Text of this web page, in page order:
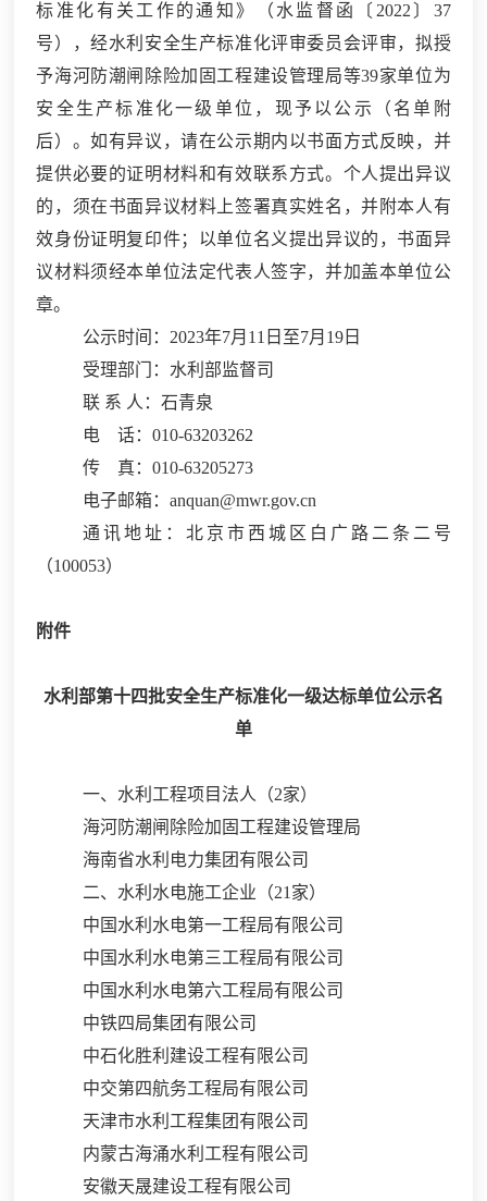
标准化有关工作的通知》（水监督函〔2022〕37
号），经水利安全生产标准化评审委员会评审，拟授
予海河防潮闸除险加固工程建设管理局等39家单位为
安全生产标准化一级单位，现予以公示（名单附
后）。如有异议，请在公示期内以书面方式反映，并
提供必要的证明材料和有效联系方式。个人提出异议
的，须在书面异议材料上签署真实姓名，并附本人有
效身份证明复印件；以单位名义提出异议的，书面异
议材料须经本单位法定代表人签字，并加盖本单位公
章。
公示时间：2023年7月11日至7月19日
受理部门：水利部监督司
联 系 人：石青泉
电
话：010-63203262
传
真：010-63205273
电子邮箱：anquan@mwr.gov.cn
通讯地址：北京市西城区白广路二条二号
（100053）
附件
水利部第十四批安全生产标准化一级达标单位公示名
单
一、水利工程项目法人（2家）
海河防潮闸除险加固工程建设管理局
海南省水利电力集团有限公司
二、水利水电施工企业（21家）
中国水利水电第一工程局有限公司
中国水利水电第三工程局有限公司
中国水利水电第六工程局有限公司
中铁四局集团有限公司
中石化胜利建设工程有限公司
中交第四航务工程局有限公司
天津市水利工程集团有限公司
内蒙古海涌水利工程有限公司
安徽天晟建设工程有限公司